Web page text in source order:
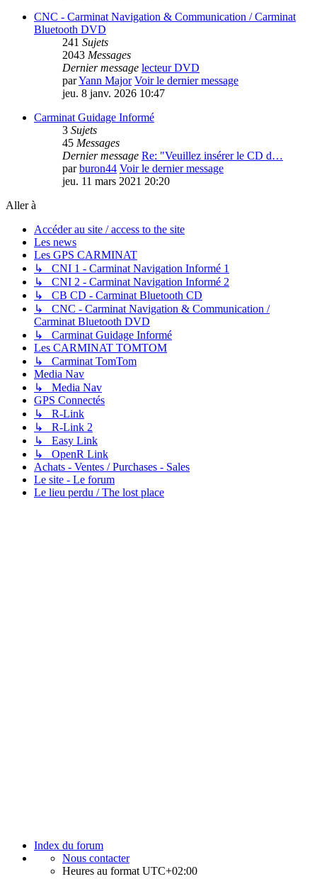
CNC - Carminat Navigation & Communication / Carminat
Bluetooth DVD
241 Sujets
2043 Messages
Dernier message lecteur DVD
parYann Major Voir le dernier message
jeu. 8 janv. 2026 10:47
Carminat Guidage Informé
3 Sujets
45 Messages
Dernier message Re: "Veuillez insérer le CD d…
parburon44 Voir le dernier message
jeu. 11 mars 2021 20:20
Aller à
Accéder au site / access to the site
Les news
Les GPS CARMINAT
↳ CNI 1 - Carminat Navigation Informé 1
↳ CNI 2 - Carminat Navigation Informé 2
↳ CB CD - Carminat Bluetooth CD
↳ CNC - Carminat Navigation & Communication /
Carminat Bluetooth DVD
↳ Carminat Guidage Informé
Les CARMINAT TOMTOM
↳ Carminat TomTom
Media Nav
↳ Media Nav
GPS Connectés
↳ R-Link
↳ R-Link 2
↳ Easy Link
↳ OpenR Link
Achats - Ventes / Purchases - Sales
Le site - Le forum
Le lieu perdu / The lost place
Index du forum
Nous contacter
Heures au format UTC+02:00